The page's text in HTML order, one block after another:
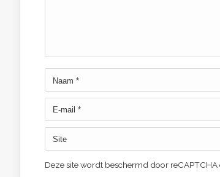
Deze site wordt beschermd door reCAPTCHA